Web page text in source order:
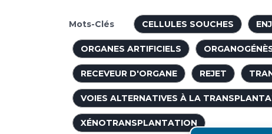
Mots-Clés CELLULES SOUCHES
ORGANES ARTIFICIELS
RECEVEUR D'ORGANE REJET
VOIES ALTERNATIVES À LA
XÉNOTRANSPLANTATION